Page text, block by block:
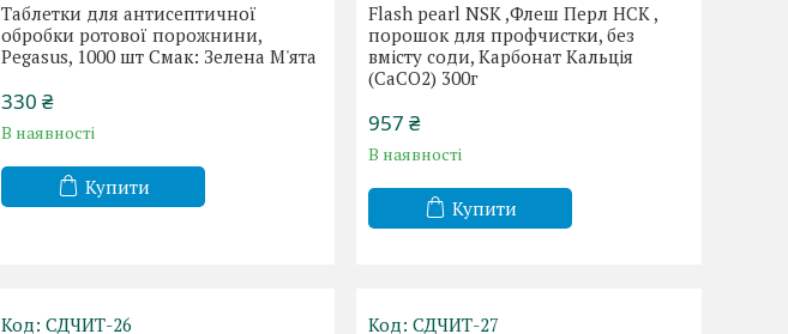
Таблетки для антисептичної
обробки ротової порожнини,
Pegasus, 1000 шт Смак: Зелена М'ята
330 ₴
В наявності
Купити
Flash pearl NSK ,Флеш Перл НСК ,
порошок для профчистки, без
вмісту соди, Карбонат Кальція
(CaCO2) 300г
957 ₴
В наявності
Купити
СДЧИТ-26 СДЧИТ-27